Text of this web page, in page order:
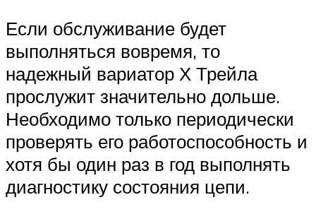
Если обслуживание будет
выполняться вовремя, то
надежный вариатор Х Трейла
прослужит значительно дольше.
Необходимо только периодически
проверять его работоспособность и
хотя бы один раз в год выполнять
диагностику состояния цепи.